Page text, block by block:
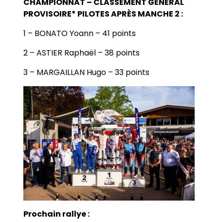
PROVISOIRE* PILOTES APRÈS MANCHE 2 :
1 – BONATO Yoann – 41 points
2 – ASTIER Raphaël – 38 points
3 – MARGAILLAN Hugo – 33 points
Prochain rallye :